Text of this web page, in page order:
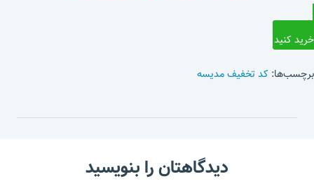
خرید کنید
برچسب‌ها: کد تخفیف مدیسه
دیدگاهتان را بنویسید